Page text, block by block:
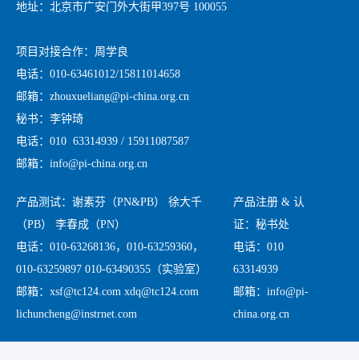
地址：北京市广安门外大街甲397号 100055
项目对接合作：周学良
电话：010-63461012/15811014658
邮箱：zhouxueliang@pi-china.org.cn
秘书：李钟琦
电话：010 63314939 / 15911087587
邮箱：info@pi-china.org.cn
产品测试：谢素芬（PN&PB） 徐大千
（PB） 李春成（PN）
电话：010-63268136，010-63259360，
010-63259897 010-63490355（实验室）
邮箱：xsf@tc124.com xdq@tc124.com
lichuncheng@instrnet.com
产品注册 & 认
证：秘书处
电话：010
63314939
邮箱：info@pi-
china.org.cn